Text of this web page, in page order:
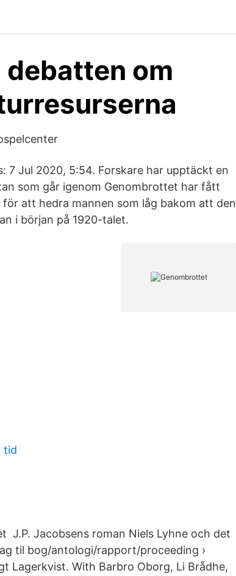
om
7 Jul 2020, 5:54. Forskare har upptäckt en
som går igenom Genombrottet har fått
för att hedra mannen som låg bakom att den
i början på 1920-talet.
tid
Jacobsens roman Niels Lyhne och det
til bog/antologi/rapport/proceeding ›
Lagerkvist. With Barbro Oborg, Li Brådhe,